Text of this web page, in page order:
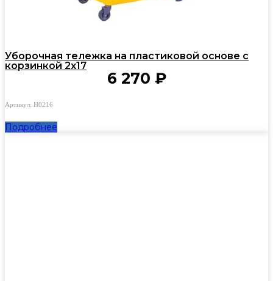
Уборочная тележка на пластиковой основе с
корзинкой 2х17
6 270 ₽
Артикул: H0216
Подробнее